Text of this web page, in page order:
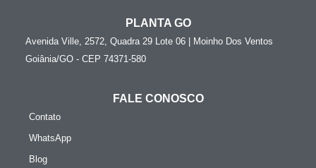
PLANTA GO
Avenida Ville, 2572, Quadra 29 Lote 06 | Moinho Dos Ventos
Goiânia/GO - CEP 74371-580
FALE CONOSCO
Contato
WhatsApp
Blog